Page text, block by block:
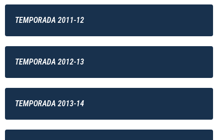
TEMPORADA 2011-12
TEMPORADA 2012-13
TEMPORADA 2013-14